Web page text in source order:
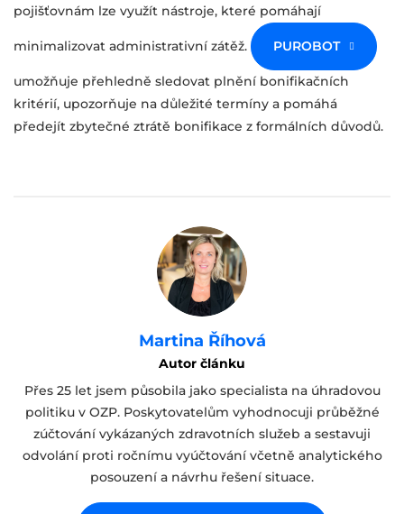
pojišťovnám lze využít nástroje, které pomáhají
minimalizovat administrativní zátěž. PUROBOT
umožňuje přehledně sledovat plnění bonifikačních
kritérií, upozorňuje na důležité termíny a pomáhá
předejít zbytečné ztrátě bonifikace z formálních důvodů.
Martina Říhová
Autor článku
Přes 25 let jsem působila jako specialista na úhradovou
politiku v OZP. Poskytovatelům vyhodnocuji průběžné
zúčtování vykázaných zdravotních služeb a sestavuji
odvolání proti ročnímu vyúčtování včetně analytického
posouzení a návrhu řešení situace.